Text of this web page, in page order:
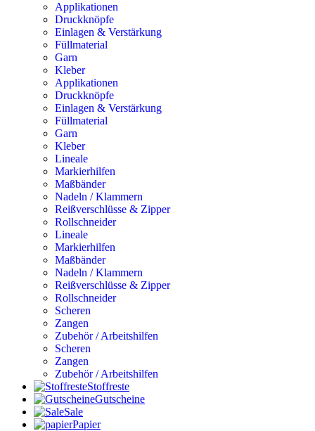
Applikationen
Druckknöpfe
Einlagen & Verstärkung
Füllmaterial
Garn
Kleber
Applikationen
Druckknöpfe
Einlagen & Verstärkung
Füllmaterial
Garn
Kleber
Lineale
Markierhilfen
Maßbänder
Nadeln / Klammern
Reißverschlüsse & Zipper
Rollschneider
Lineale
Markierhilfen
Maßbänder
Nadeln / Klammern
Reißverschlüsse & Zipper
Rollschneider
Scheren
Zangen
Zubehör / Arbeitshilfen
Scheren
Zangen
Zubehör / Arbeitshilfen
Stoffreste
Gutscheine
Sale
Papier